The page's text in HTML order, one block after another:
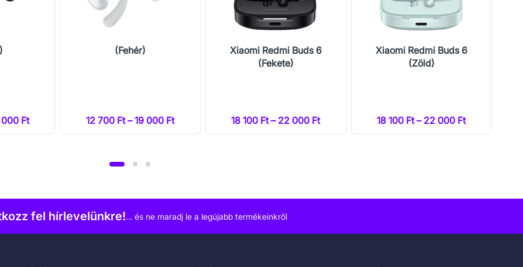
000 Ft
(Fehér)
12 700 Ft – 19 000 Ft
Xiaomi Redmi Buds 6
(Fekete)
18 100 Ft – 22 000 Ft
Xiaomi Redmi Buds 6
(Zöld)
18 100 Ft – 22 000 Ft
fel hírlevelünkre!… és ne maradj le a legújabb termékeinkről